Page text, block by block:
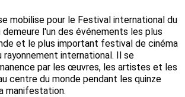
mobilise pour le Festival international du
demeure l'un des événements les plus
et le plus important festival de cinéma
rayonnement international. Il se
par les œuvres, les artistes et les
centre du monde pendant les quinze
manifestation.